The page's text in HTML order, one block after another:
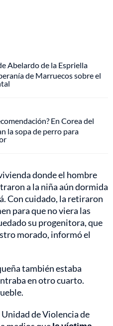
Abelardo de la Espriella
de Marruecos sobre el
En Corea del
la sopa de perro para
donde el hombre
a la niña aún dormida
Con cuidado, la retiraron
para que no viera las
su progenitora, que
morado, informó el
también estaba
en otro cuarto.
de Violencia de